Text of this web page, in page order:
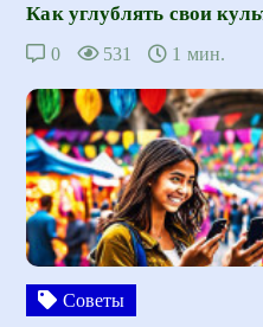
Как углублять свои
0 531 1 мин.
Советы